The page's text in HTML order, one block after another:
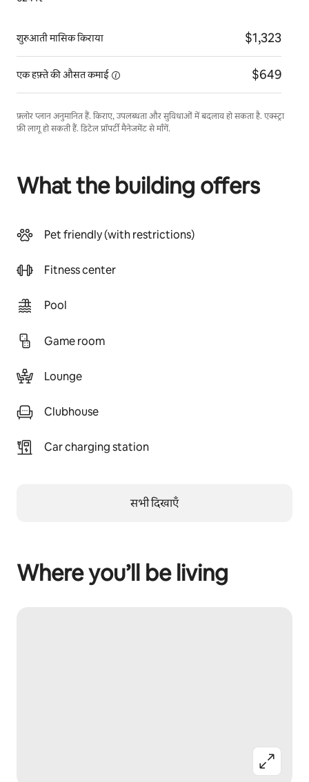
शुरुआती मासिक किराया $1,323
एक हफ़्ते की औसतकमाई $649
फ़्लोर प्लान अनुमानित हैं. किराए, उपलब्धता और सुविधाओं में बदलाव हो सकता है. एक्स्ट्रा
फ़ी लागू हो सकती हैं. डिटेल प्रॉपर्टी मैनेजमेंट से माँगें.
What the building offers
Pet friendly (with restrictions)
Fitness center
Pool
Game room
Lounge
Clubhouse
Car charging station
सभी दिखाएँ
Where you’ll be living